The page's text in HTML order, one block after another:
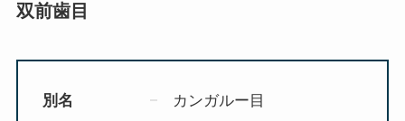
双前歯目
別名
カンガルー目